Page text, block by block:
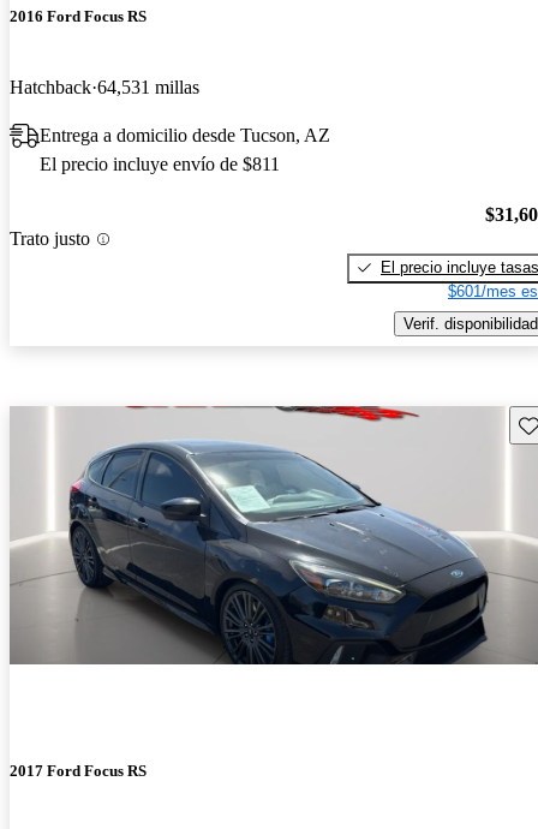
2016 Ford Focus RS
Hatchback 64,531 millas
Entrega a domicilio desde Tucson, AZ
El precio incluye envío de $811
Trato justo
El precio incluye tasas
$601/mes
Verif. disponibilidad
2017 Ford Focus RS